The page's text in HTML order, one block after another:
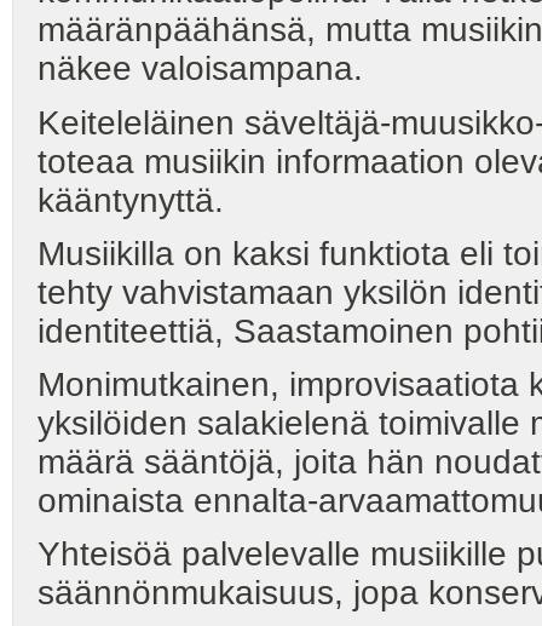
määränpäähänsä, mutta
näkee valoisampana.
Keiteleläinen säveltäjä-
toteaa musiikin informaation
kääntynyttä.
Musiikilla on kaksi funktiota eli
tehty vahvistamaan yksilön
identiteettiä, Saastamoinen
Monimutkainen, improvisaatiota
yksilöiden salakielenä toimivalle
määrä sääntöjä, joita hän
ominaista ennalta-
Yhteisöä palvelevalle musiikille
säännönmukaisuus, jopa